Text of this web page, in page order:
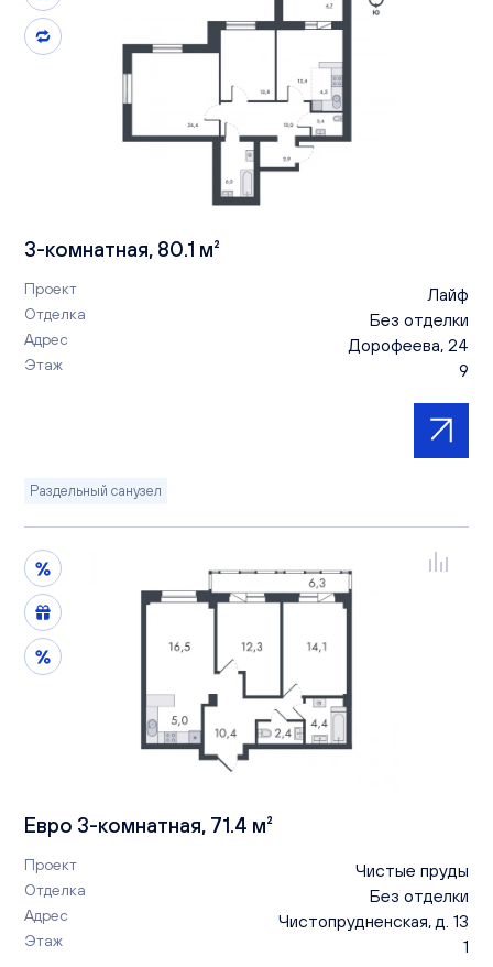
3-комнатная, 80.1 м²
Проект Лайф
Отделка Без отделки
Адрес Дорофеева, 24
Этаж 9
Раздельный санузел
Евро 3-комнатная, 71.4 м²
Проект Чистые пруды
Отделка Без отделки
Адрес Чистопрудненская, д. 13
Этаж 1